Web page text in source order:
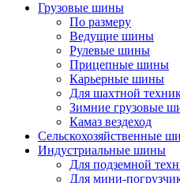
Грузовые шины
По размеру
Ведущие шины
Рулевые шины
Прицепные шины
Карьерные шины
Для шахтной
Зимние грузовые
Камаз вездеход
Сельскохозяйственные
Индустриальные шины
Для подземной
Для мини-